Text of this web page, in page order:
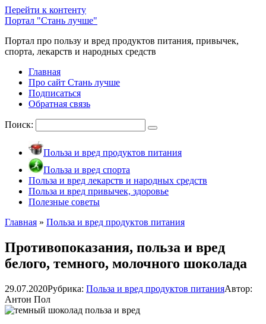
Перейти к контенту
Портал "Стань лучше"
Портал про пользу и вред продуктов питания, привычек,
спорта, лекарств и народных средств
Главная
Про сайт Стань лучше
Подписаться
Обратная связь
Поиск:
Польза и вред продуктов питания
Польза и вред спорта
Польза и вред лекарств и народных средств
Польза и вред привычек, здоровье
Полезные советы
Главная » Польза и вред продуктов питания
Противопоказания, польза и вред
белого, темного, молочного шоколада
29.07.2020Рубрика: Польза и вред продуктов питанияАвтор:
Антон Пол